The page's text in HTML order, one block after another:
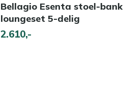
Bellagio Esenta stoel-bank
loungeset 5-delig
2.610,-